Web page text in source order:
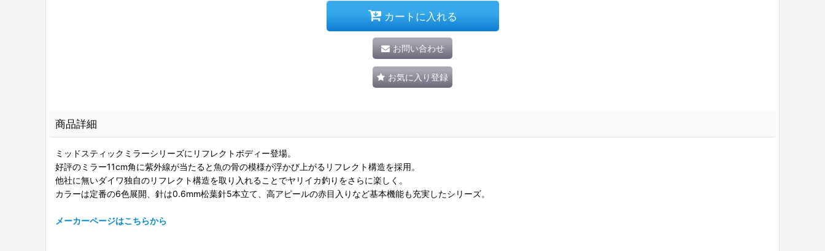
カートに入れる
お問い合わせ
お気に入り登録
商品詳細
ミッドスティックミラーシリーズにリフレクトボディー登場。
好評のミラー11cm角に紫外線が当たると魚の骨の模様が浮かび上がるリフレクト構造を採用。
他社に無いダイワ独自のリフレクト構造を取り入れることでヤリイカ釣りをさらに楽しく。
カラーは定番の6色展開、針は0.6mm松葉針5本立て、高アピールの赤目入りなど基本機能も充実したシリーズ。
メーカーページはこちらから